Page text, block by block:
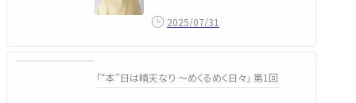
2025/07/31
「“本”日は晴天なり ～めくるめく日々」 第1回